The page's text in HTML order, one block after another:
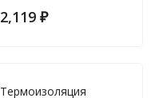
2,119 ₽
Термоизоляция